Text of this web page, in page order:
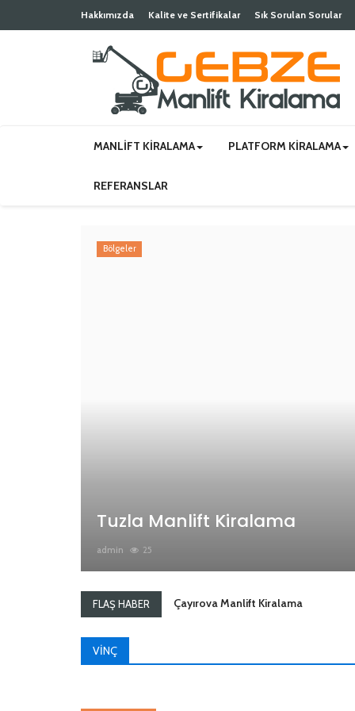
Hakkımızda Kalite ve Sertifikalar Sık Sorulan Sorular
MANLIFT KIRALAMA PLATFORM KIRALAMA
REFERANSLAR
Bölgeler
Tuzla Manlift Kiralama
admin 25
FLAŞ HABER
Sancaktepe Manlift Kiralama
VINÇ